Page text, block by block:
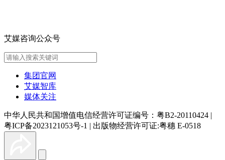
艾媒咨询公众号
集团官网
艾媒智库
媒体关注
中华人民共和国增值电信经营许可证编号：粤B2-20110424 |
粤ICP备2023121053号-1 | 出版物经营许可证:粤穗 E-0518